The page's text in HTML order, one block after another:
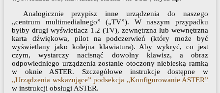
Analogicznie przypisz inne urządzenia do naszego
„centrum multimedialnego” („TV”). W naszym przypadku
byłby drugi wyświetlacz 1.2 (TV), zewnętrzna lub wewnętrzna
karta dźwiękowa, pilot na podczerwień (który może być
wyświetlany jako kolejna klawiatura). Aby wykryć, co jest
czym, wystarczy nacisnąć dowolny klawisz, a obraz
odpowiedniego urządzenia zostanie otoczony niebieską ramką
w oknie ASTER. Szczegółowe instrukcje dostępne w
„Urządzenia wskazujące” podsekcja „Konfigurowanie ASTER”
w instrukcji obsługi ASTER.